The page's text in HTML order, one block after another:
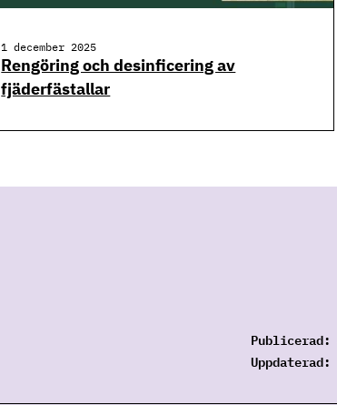
1 december 2025
Rengöring och desinficering av
fjäderfästallar
Publicerad:
Uppdaterad: